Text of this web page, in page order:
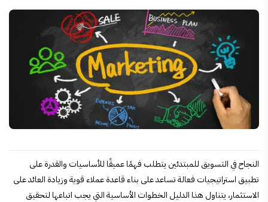
النجاح في التسويق للمبتدئين يتطلب فهمًا عميقًا للأساسيات والقدرة على
تطبيق استراتيجيات فعالة تساعد على بناء قاعدة عملاء قوية وزيادة العائد على
الاستثمار، يتناول هذا الدليل الخطوات الأساسية التي يجب اتباعها لتحقيق